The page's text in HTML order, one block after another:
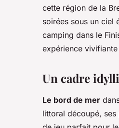
cette région de la
soirées sous un ciel
camping dans le
expérience
Un cadre
Le bord de mer
littoral découpé,